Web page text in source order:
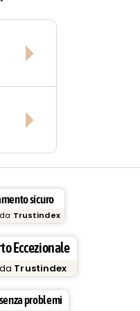
sicuro
Trustindex
Eccezionale
Trustindex
problemi